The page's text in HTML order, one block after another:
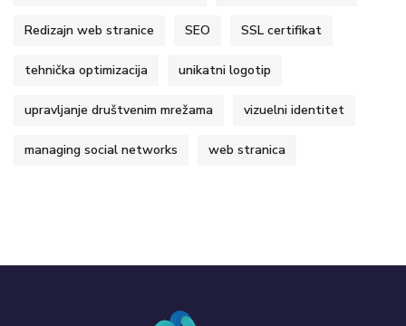
Redizajn web stranice SEO SSL certifikat
tehnička optimizacija unikatni logotip
upravljanje društvenim mrežama vizuelni identitet
managing social networks web stranica